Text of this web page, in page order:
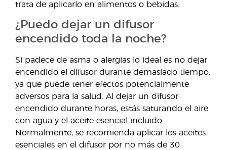
trata de aplicarlo en alimentos o bebidas.
¿Puedo dejar un difusor
encendido toda la noche?
Si padece de asma o alergias lo ideal es no dejar
encendido el difusor durante demasiado tiempo,
ya que puede tener efectos potencialmente
adversos para la salud. Al dejar un difusor
encendido durante horas, estás saturando el aire
con agua y el aceite esencial incluido.
Normalmente, se recomienda aplicar los aceites
esenciales en el difusor por no más de 30